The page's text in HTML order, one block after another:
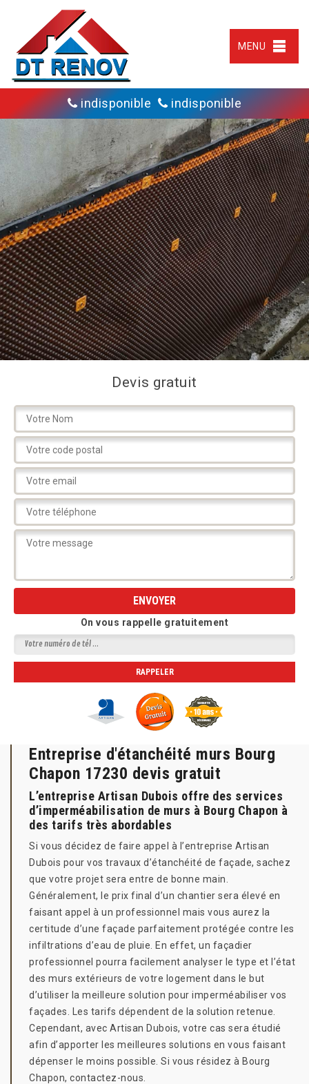
MENU
indisponible indisponible
Devis gratuit
On vous rappelle gratuitement
Entreprise d'étanchéité murs Bourg
Chapon 17230 devis gratuit
L’entreprise Artisan Dubois offre des services
d’imperméabilisation de murs à Bourg Chapon à
des tarifs très abordables
Si vous décidez de faire appel à l’entreprise Artisan
Dubois pour vos travaux d’étanchéité de façade, sachez
que votre projet sera entre de bonne main.
Généralement, le prix final d’un chantier sera élevé en
faisant appel à un professionnel mais vous aurez la
certitude d’une façade parfaitement protégée contre les
infiltrations d’eau de pluie. En effet, un façadier
professionnel pourra facilement analyser le type et l’état
des murs extérieurs de votre logement dans le but
d’utiliser la meilleure solution pour imperméabiliser vos
façades. Les tarifs dépendent de la solution retenue.
Cependant, avec Artisan Dubois, votre cas sera étudié
afin d’apporter les meilleures solutions en vous faisant
dépenser le moins possible. Si vous résidez à Bourg
Chapon, contactez-nous.